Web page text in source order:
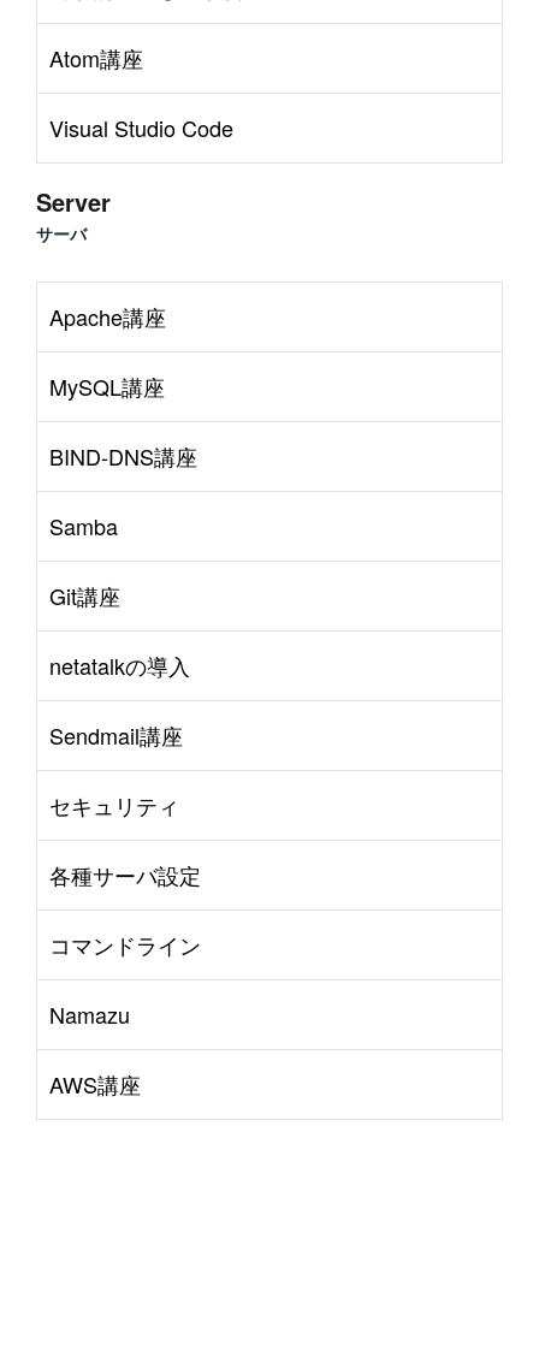
Programming Langu
#Visual Studio Code #HTML CSS #
Server Side
#WordPress #Apache #MySQL #
#AWS #BIND #Other
Atom講座
Visual Studio Code
Server
サーバ
Apache講座
MySQL講座
BIND-DNS講座
Samba
Git講座
netatalkの導入
Sendmail講座
セキュリティ
各種サーバ設定
コマンドライン
Namazu
AWS講座